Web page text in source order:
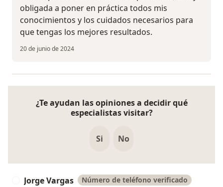
obligada a poner en práctica todos mis
conocimientos y los cuidados necesarios para
que tengas los mejores resultados.
20 de junio de 2024
¿Te ayudan las opiniones a decidir qué
especialistas visitar?
Si No
Jorge Vargas Número de teléfono verificado